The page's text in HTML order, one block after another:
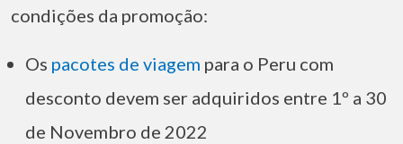
condições da promoção:
Os pacotes de viagem para o Peru com
desconto devem ser adquiridos entre 1º a 30
de Novembro de 2022